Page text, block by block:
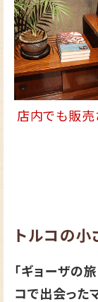
店内でも販売
トルコの小
「ギョーザの
コで出会った